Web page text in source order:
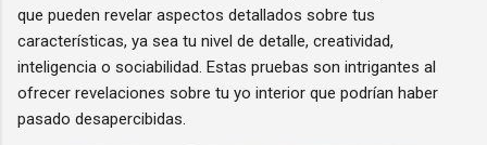
que pueden revelar aspectos detallados sobre tus
características, ya sea tu nivel de detalle, creatividad,
inteligencia o sociabilidad. Estas pruebas son intrigantes al
ofrecer revelaciones sobre tu yo interior que podrían haber
pasado desapercibidas.